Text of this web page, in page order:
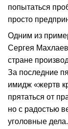
попытаться
просто
Одним из
Сергея
стране
За последние
имидж «жертв
прятаться от
но с радостью
уголовные